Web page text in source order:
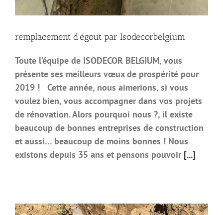
remplacement d’égout par Isodecorbelgium
Toute l’équipe de ISODECOR BELGIUM, vous
présente ses meilleurs vœux de prospérité pour
2019 ! Cette année, nous aimerions, si vous
voulez bien, vous accompagner dans vos projets
de rénovation. Alors pourquoi nous ?, il existe
beaucoup de bonnes entreprises de construction
et aussi… beaucoup de moins bonnes ! Nous
existons depuis 35 ans et pensons pouvoir [...]